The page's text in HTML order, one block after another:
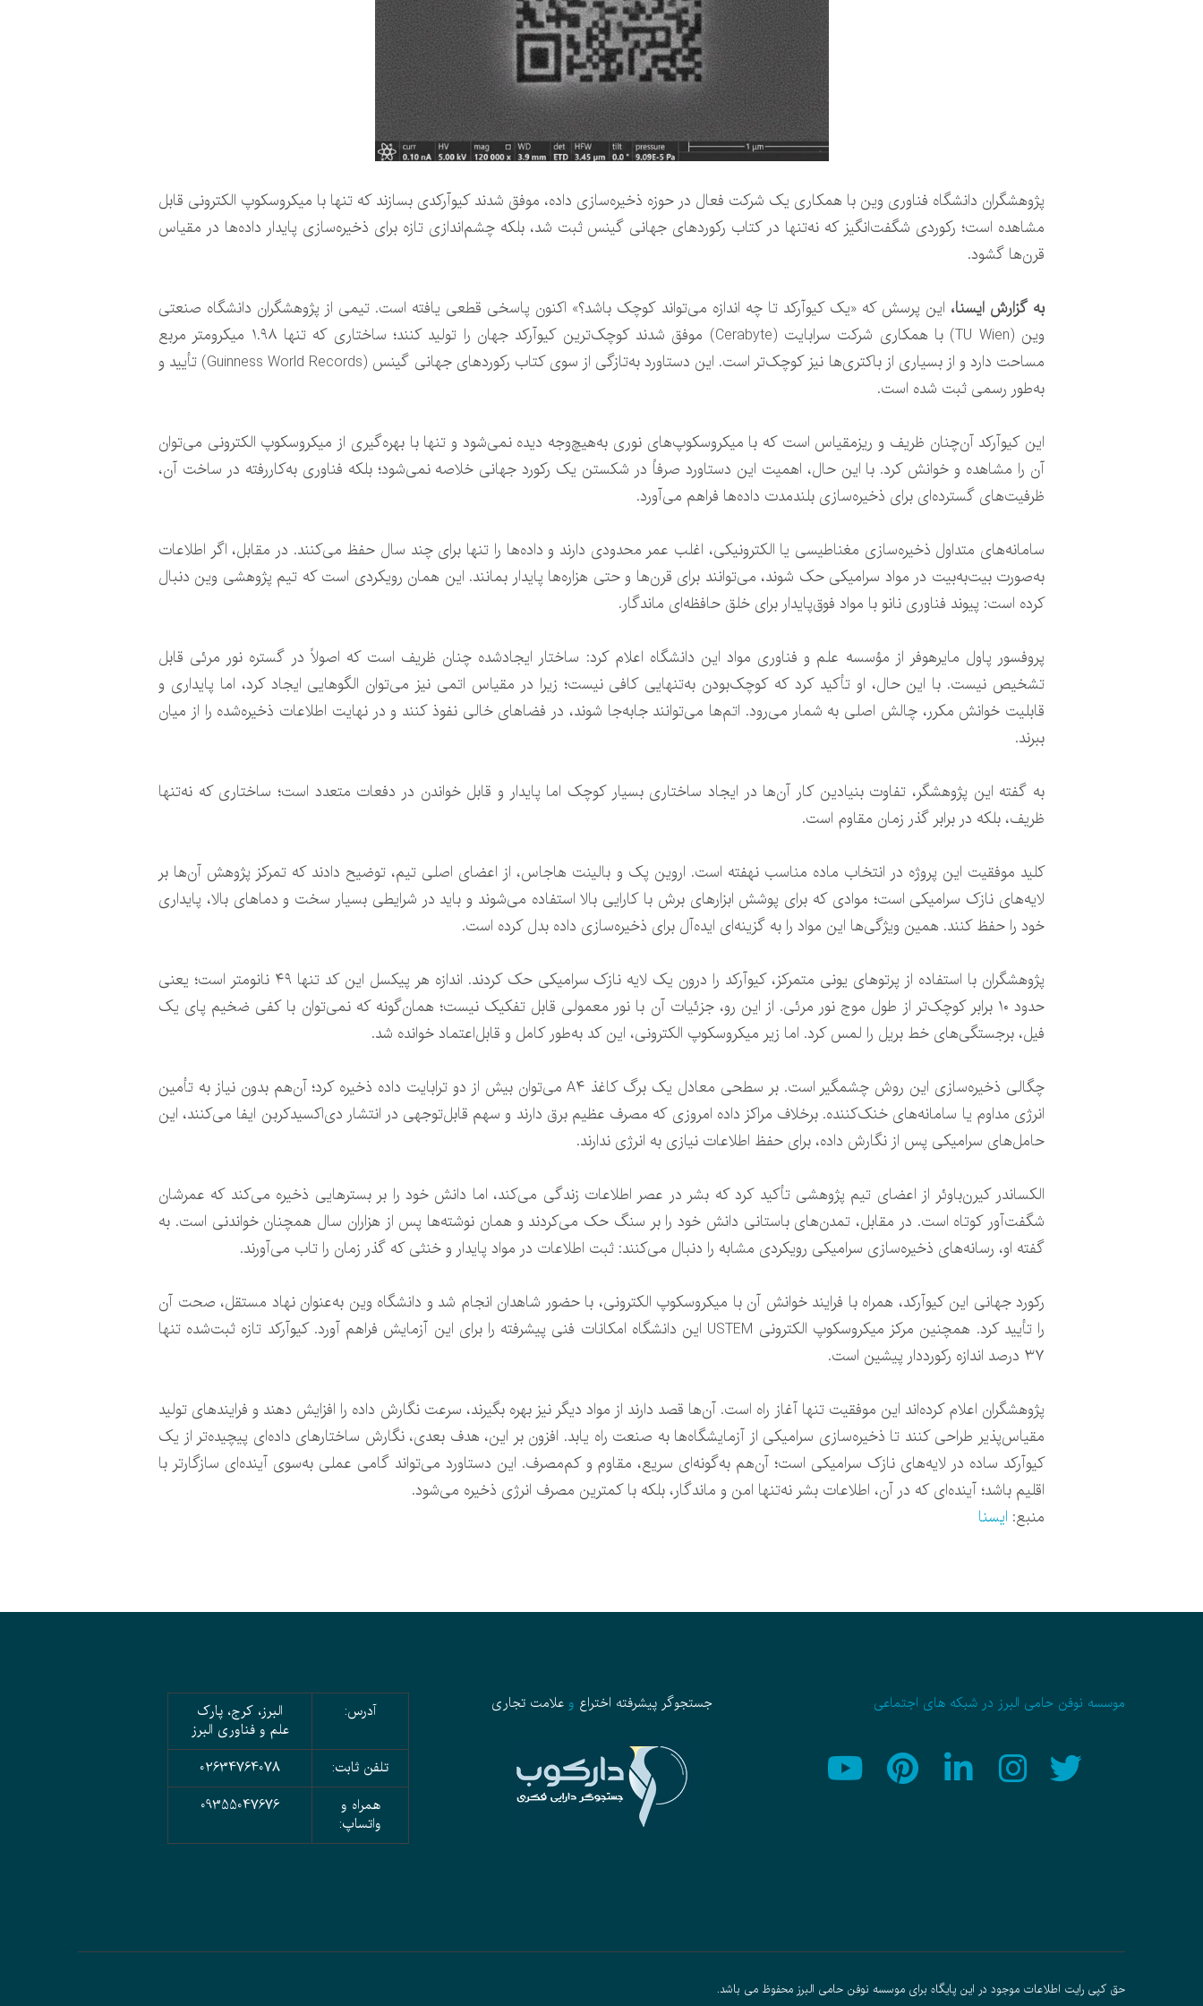
پژوهشگران دانشگاه فناوری وین با همکاری یک شرکت فعال در حوزه ذخیره‌سازی داده، موفق شدند کیوآرکدی بسازند که تنها با میکروسکوپ الکترونی قابل
مشاهده است؛ رکوردی شگفت‌انگیز که نه‌تنها در کتاب رکوردهای جهانی گینس ثبت شد، بلکه چشم‌اندازی تازه برای ذخیره‌سازی پایدار داده‌ها در مقیاس
قرن‌ها گشود.
به گزارش ایسنا، این پرسش که «یک کیوآرکد تا چه اندازه می‌تواند کوچک باشد؟» اکنون پاسخی قطعی یافته است. تیمی از پژوهشگران دانشگاه صنعتی
وین (TU Wien) با همکاری شرکت سرابایت (Cerabyte) موفق شدند کوچک‌ترین کیوآرکد جهان را تولید کنند؛ ساختاری که تنها ۱.۹۸ میکرومتر مربع
مساحت دارد و از بسیاری از باکتری‌ها نیز کوچک‌تر است. این دستاورد به‌تازگی از سوی کتاب رکوردهای جهانی گینس (Guinness World Records) تأیید و
به‌طور رسمی ثبت شده است.
این کیوآرکد آن‌چنان ظریف و ریزمقیاس است که با میکروسکوپ‌های نوری به‌هیچ‌وجه دیده نمی‌شود و تنها با بهره‌گیری از میکروسکوپ الکترونی می‌توان
آن را مشاهده و خوانش کرد. با این حال، اهمیت این دستاورد صرفاً در شکستن یک رکورد جهانی خلاصه نمی‌شود؛ بلکه فناوری به‌کاررفته در ساخت آن،
ظرفیت‌های گسترده‌ای برای ذخیره‌سازی بلندمدت داده‌ها فراهم می‌آورد.
سامانه‌های متداول ذخیره‌سازی مغناطیسی یا الکترونیکی، اغلب عمر محدودی دارند و داده‌ها را تنها برای چند سال حفظ می‌کنند. در مقابل، اگر اطلاعات
به‌صورت بیت‌به‌بیت در مواد سرامیکی حک شوند، می‌توانند برای قرن‌ها و حتی هزاره‌ها پایدار بمانند. این همان رویکردی است که تیم پژوهشی وین دنبال
کرده است: پیوند فناوری نانو با مواد فوق‌پایدار برای خلق حافظه‌ای ماندگار.
پروفسور پاول مایرهوفر از مؤسسه علم و فناوری مواد این دانشگاه اعلام کرد: ساختار ایجادشده چنان ظریف است که اصولاً در گستره نور مرئی قابل
تشخیص نیست. با این حال، او تأکید کرد که کوچک‌بودن به‌تنهایی کافی نیست؛ زیرا در مقیاس اتمی نیز می‌توان الگوهایی ایجاد کرد، اما پایداری و
قابلیت خوانش مکرر، چالش اصلی به شمار می‌رود. اتم‌ها می‌توانند جابه‌جا شوند، در فضاهای خالی نفوذ کنند و در نهایت اطلاعات ذخیره‌شده را از میان
ببرند.
به گفته این پژوهشگر، تفاوت بنیادین کار آن‌ها در ایجاد ساختاری بسیار کوچک اما پایدار و قابل خواندن در دفعات متعدد است؛ ساختاری که نه‌تنها
ظریف، بلکه در برابر گذر زمان مقاوم است.
کلید موفقیت این پروژه در انتخاب ماده مناسب نهفته است. اروین پک و بالینت هاجاس، از اعضای اصلی تیم، توضیح دادند که تمرکز پژوهش آن‌ها بر
لایه‌های نازک سرامیکی است؛ موادی که برای پوشش ابزارهای برش با کارایی بالا استفاده می‌شوند و باید در شرایطی بسیار سخت و دماهای بالا، پایداری
خود را حفظ کنند. همین ویژگی‌ها این مواد را به گزینه‌ای ایده‌آل برای ذخیره‌سازی داده بدل کرده است.
پژوهشگران با استفاده از پرتوهای یونی متمرکز، کیوآرکد را درون یک لایه نازک سرامیکی حک کردند. اندازه هر پیکسل این کد تنها ۴۹ نانومتر است؛ یعنی
حدود ۱۰ برابر کوچک‌تر از طول موج نور مرئی. از این رو، جزئیات آن با نور معمولی قابل تفکیک نیست؛ همان‌گونه که نمی‌توان با کفی ضخیم پای یک
فیل، برجستگی‌های خط بریل را لمس کرد. اما زیر میکروسکوپ الکترونی، این کد به‌طور کامل و قابل‌اعتماد خوانده شد.
چگالی ذخیره‌سازی این روش چشمگیر است. بر سطحی معادل یک برگ کاغذ A۴ می‌توان بیش از دو ترابایت داده ذخیره کرد؛ آن‌هم بدون نیاز به تأمین
انرژی مداوم یا سامانه‌های خنک‌کننده. برخلاف مراکز داده امروزی که مصرف عظیم برق دارند و سهم قابل‌توجهی در انتشار دی‌اکسیدکربن ایفا می‌کنند، این
حامل‌های سرامیکی پس از نگارش داده، برای حفظ اطلاعات نیازی به انرژی ندارند.
الکساندر کیرن‌باوئر از اعضای تیم پژوهشی تأکید کرد که بشر در عصر اطلاعات زندگی می‌کند، اما دانش خود را بر بسترهایی ذخیره می‌کند که عمرشان
شگفت‌آور کوتاه است. در مقابل، تمدن‌های باستانی دانش خود را بر سنگ حک می‌کردند و همان نوشته‌ها پس از هزاران سال همچنان خواندنی است. به
گفته او، رسانه‌های ذخیره‌سازی سرامیکی رویکردی مشابه را دنبال می‌کنند: ثبت اطلاعات در مواد پایدار و خنثی که گذر زمان را تاب می‌آورند.
رکورد جهانی این کیوآرکد، همراه با فرایند خوانش آن با میکروسکوپ الکترونی، با حضور شاهدان انجام شد و دانشگاه وین به‌عنوان نهاد مستقل، صحت آن
را تأیید کرد. همچنین مرکز میکروسکوپ الکترونی USTEM این دانشگاه امکانات فنی پیشرفته را برای این آزمایش فراهم آورد. کیوآرکد تازه ثبت‌شده تنها
۳۷ درصد اندازه رکورددار پیشین است.
پژوهشگران اعلام کرده‌اند این موفقیت تنها آغاز راه است. آن‌ها قصد دارند از مواد دیگر نیز بهره بگیرند، سرعت نگارش داده را افزایش دهند و فرایندهای تولید
مقیاس‌پذیر طراحی کنند تا ذخیره‌سازی سرامیکی از آزمایشگاه‌ها به صنعت راه یابد. افزون بر این، هدف بعدی، نگارش ساختارهای داده‌ای پیچیده‌تر از یک
کیوآرکد ساده در لایه‌های نازک سرامیکی است؛ آن‌هم به‌گونه‌ای سریع، مقاوم و کم‌مصرف. این دستاورد می‌تواند گامی عملی به‌سوی آینده‌ای سازگارتر با
اقلیم باشد؛ آینده‌ای که در آن، اطلاعات بشر نه‌تنها امن و ماندگار، بلکه با کمترین مصرف انرژی ذخیره می‌شود.
منبع: ایسنا
موسسه نوفن حامی البرز در شبکه های اجتماعی جستجوگر پیشرفته اختراع وعلامت تجاری آدرس:
البرز، کرج، پارک
علم و فناوری البرز
تلفن ثابت:
02634764078
همراه و
واتساپ:
09355047676
حق کپی رایت اطلاعات موجود در این پایگاه برای موسسه نوفن حامی البرز محفوظ می باشد.